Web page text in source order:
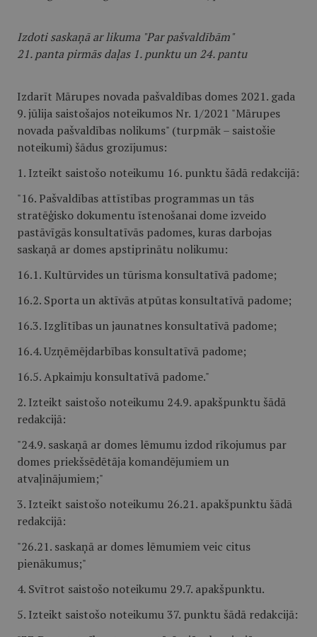
Izdoti saskaņā ar likuma "Par pašvaldībām"
21. panta pirmās daļas 1. punktu un 24. pantu
Izdarīt Mārupes novada pašvaldības domes 2021. gada
9. jūlija saistošajos noteikumos Nr. 1/2021 "Mārupes
novada pašvaldības nolikums" (turpmāk – saistošie
noteikumi) šādus grozījumus:
1. Izteikt saistošo noteikumu 16. punktu šādā redakcijā:
"16. Pašvaldības attīstības programmas un tās
stratēģisko dokumentu īstenošanai dome izveido
pastāvīgās konsultatīvās padomes, kuras darbojas
saskaņā ar domes apstiprinātu nolikumu:
16.1. Kultūrvides un tūrisma konsultatīvā padome;
16.2. Sporta un aktīvās atpūtas konsultatīvā padome;
16.3. Izglītības un jaunatnes konsultatīvā padome;
16.4. Uzņēmējdarbības konsultatīvā padome;
16.5. Apkaimju konsultatīvā padome."
2. Izteikt saistošo noteikumu 24.9. apakšpunktu šādā
redakcijā:
"24.9. saskaņā ar domes lēmumu izdod rīkojumus par
domes priekšsēdētāja komandējumiem un
atvaļinājumiem;"
3. Izteikt saistošo noteikumu 26.21. apakšpunktu šādā
redakcijā:
"26.21. saskaņā ar domes lēmumiem veic citus
pienākumus;"
4. Svītrot saistošo noteikumu 29.7. apakšpunktu.
5. Izteikt saistošo noteikumu 37. punktu šādā redakcijā: